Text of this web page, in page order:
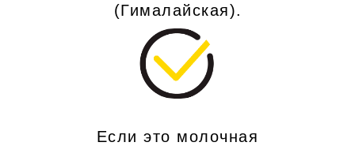
(Гималайская).
Если это молочная